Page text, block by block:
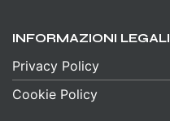
INFORMAZIONI LEGALI
Privacy Policy
Cookie Policy